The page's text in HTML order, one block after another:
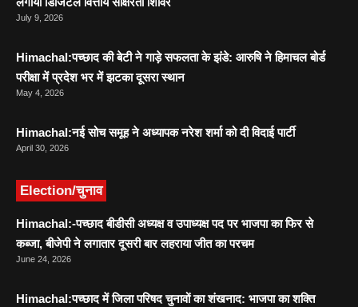
July 9, 2026
Himachal:पच्छाद की बेटी ने गाड़े सफलता के झंडे: आरुषि ने हिमाचल बोर्ड
परीक्षा में प्रदेश भर में झटका दूसरा स्थान
May 4, 2026
Himachal:नई सोच समूह ने अध्यापक नरेश शर्मा को दी विदाई पार्टी
April 30, 2026
Election/चुनाव
Himachal:-पच्छाद बीडीसी अध्यक्ष व उपाध्यक्ष पद पर भाजपा का फिर से
कब्जा, बीजेपी ने लगातार दूसरी बार लहराया जीत का परचम
June 24, 2026
Himachal:पच्छाद में जिला परिषद चुनावों का शंखनाद: भाजपा का शक्ति